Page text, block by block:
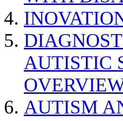
AUTISTIC
AUTISM